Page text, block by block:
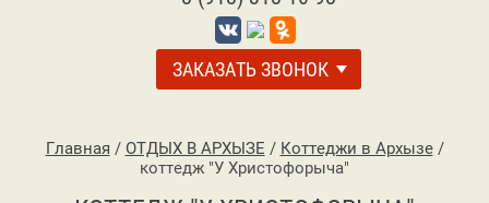
ЗАКАЗАТЬ ЗВОНОК
Главная / ОТДЫХ В АРХЫЗЕ / Коттеджи в Архызе/
коттедж "У Христофорыча"